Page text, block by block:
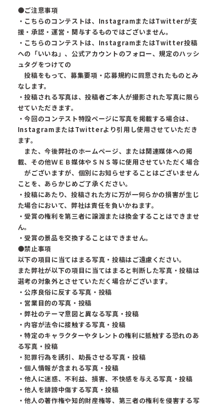
●ご注意事項
・こちらのコンテストは、InstagramまたはTwitterが支
援・承認・運営・関与するものではございません。
・こちらのコンテストは、InstagramまたはTwitter投稿
への「いいね」、公式アカウントのフォロー、規定のハッシ
ュタグをつけての
投稿をもって、募集要項・応募規約に同意されたものとみ
なします。
・投稿される写真は、投稿者ご本人が撮影された写真に限ら
せていただきます。
・今回のコンテスト特設ページに写真を掲載する場合は、
InstagramまたはTwitterより引用し使用させていただき
ます。
また、今後弊社のホームページ、または関連媒体への掲
載、その他ＷＥＢ媒体やＳＮＳ等に使用させていただく場合
がございますが、個別にお知らせすることはございません
ことを、あらかじめご了承ください。
・投稿にあたり、投稿された方に万が一何らかの損害が生じ
た場合において、弊社は責任を負いかねます。
・受賞の権利を第三者に譲渡または換金することはできませ
ん。
・受賞の景品を交換することはできません。
●禁止事項
以下の項目に当てはまる写真・投稿はご遠慮ください。
また弊社が以下の項目に当てはまると判断した写真・投稿は
選考の対象外とさせていただく場合がございます。
・公序良俗に反する写真・投稿
・営業目的の写真・投稿
・弊社のテーマ意図と異なる写真・投稿
・内容が法令に接触する写真・投稿
・特定のキャラクターやタレントの権利に抵触する恐れのあ
る写真・投稿
・犯罪行為を誘引、助長させる写真・投稿
・個人情報が含まれる写真・投稿
・他人に迷惑、不利益、損害、不快感を与える写真・投稿
・他人を誹謗中傷する写真・投稿
・他人の著作権や知的財産権等、第三者の権利を侵害する写